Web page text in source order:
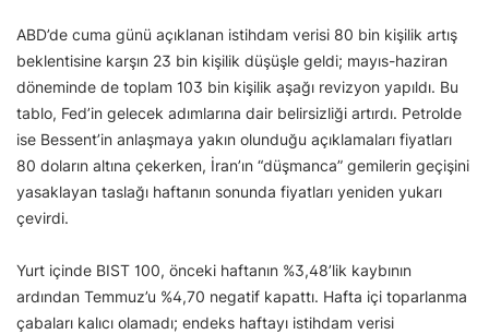
ABD’de cuma günü açıklanan istihdam verisi 80 bin kişilik artış
beklentisine karşın 23 bin kişilik düşüşle geldi; mayıs-haziran
döneminde de toplam 103 bin kişilik aşağı revizyon yapıldı. Bu
tablo, Fed’in gelecek adımlarına dair belirsizliği artırdı. Petrolde
ise Bessent’in anlaşmaya yakın olunduğu açıklamaları fiyatları
80 doların altına çekerken, İran’ın “düşmanca” gemilerin geçişini
yasaklayan taslağı haftanın sonunda fiyatları yeniden yukarı
çevirdi.
Yurt içinde BIST 100, önceki haftanın %3,48’lik kaybının
ardından Temmuz’u %4,70 negatif kapattı. Hafta içi toparlanma
çabaları kalıcı olamadı; endeks haftayı istihdam verisi